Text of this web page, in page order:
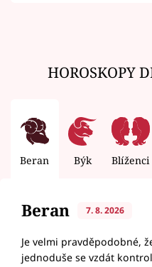
HOROSKOPY
Beran Býk Blíženci
Beran 7. 8. 2026
Je velmi pravděpodobné,
jednoduše se vzdát